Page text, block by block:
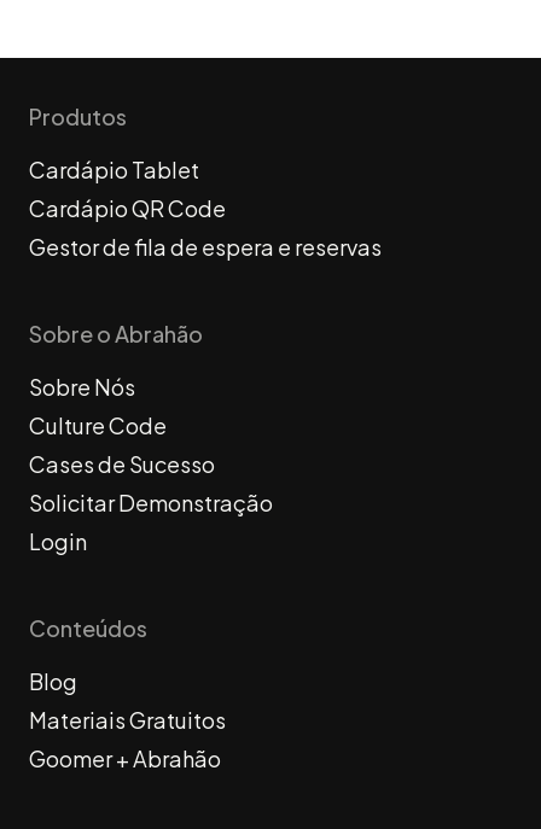
Produtos
Cardápio Tablet
Cardápio QR Code
Gestor de fila de espera e reservas
Sobre o Abrahão
Sobre Nós
Culture Code
Cases de Sucesso
Solicitar Demonstração
Login
Conteúdos
Blog
Materiais Gratuitos
Goomer + Abrahão